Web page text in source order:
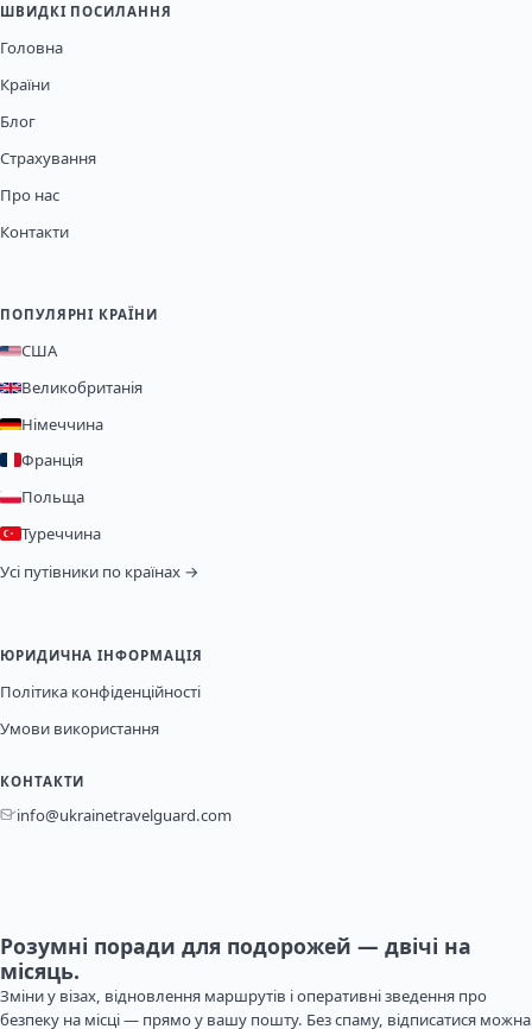
ШВИДКІ ПОСИЛАННЯ
Головна
Країни
Блог
Страхування
Про нас
Контакти
ПОПУЛЯРНІ КРАЇНИ
США
Великобританія
Німеччина
Франція
Польща
Туреччина
Усі путівники по країнах →
ЮРИДИЧНА ІНФОРМАЦІЯ
Політика конфіденційності
Умови використання
КОНТАКТИ
info@ukrainetravelguard.com
Розумні поради для подорожей — двічі на
місяць.
Зміни у візах, відновлення маршрутів і оперативні зведення про
безпеку на місці — прямо у вашу пошту. Без спаму, відписатися можна